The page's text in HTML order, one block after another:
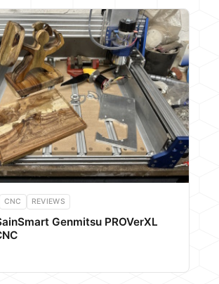
CNC REVIEWS
Genmitsu PROVerXL